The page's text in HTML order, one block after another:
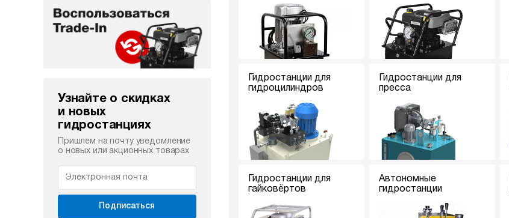
Узнайте о скидках
и новых
гидростанциях
Пришлем на почту уведомление
о новых или акционных товарах
Подписаться
Гидростанции для
гидроцилиндров
Гидростанции для
пресса
Гидростанции для
гайковёртов
Автономные
гидростанции